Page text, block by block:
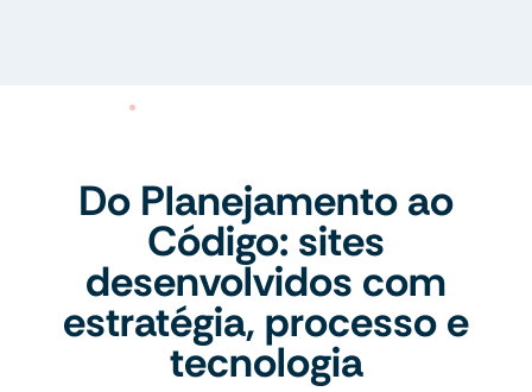
Do Planejamento ao
Código: sites
desenvolvidos com
estratégia, processo e
tecnologia